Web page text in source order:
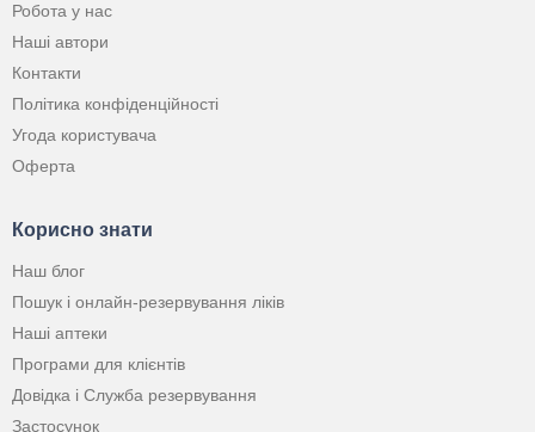
Робота у нас
Наші автори
Контакти
Політика конфіденційності
Угода користувача
Оферта
Корисно знати
Наш блог
Пошук і онлайн-резервування ліків
Наші аптеки
Програми для клієнтів
Довідка і Служба резервування
Застосунок